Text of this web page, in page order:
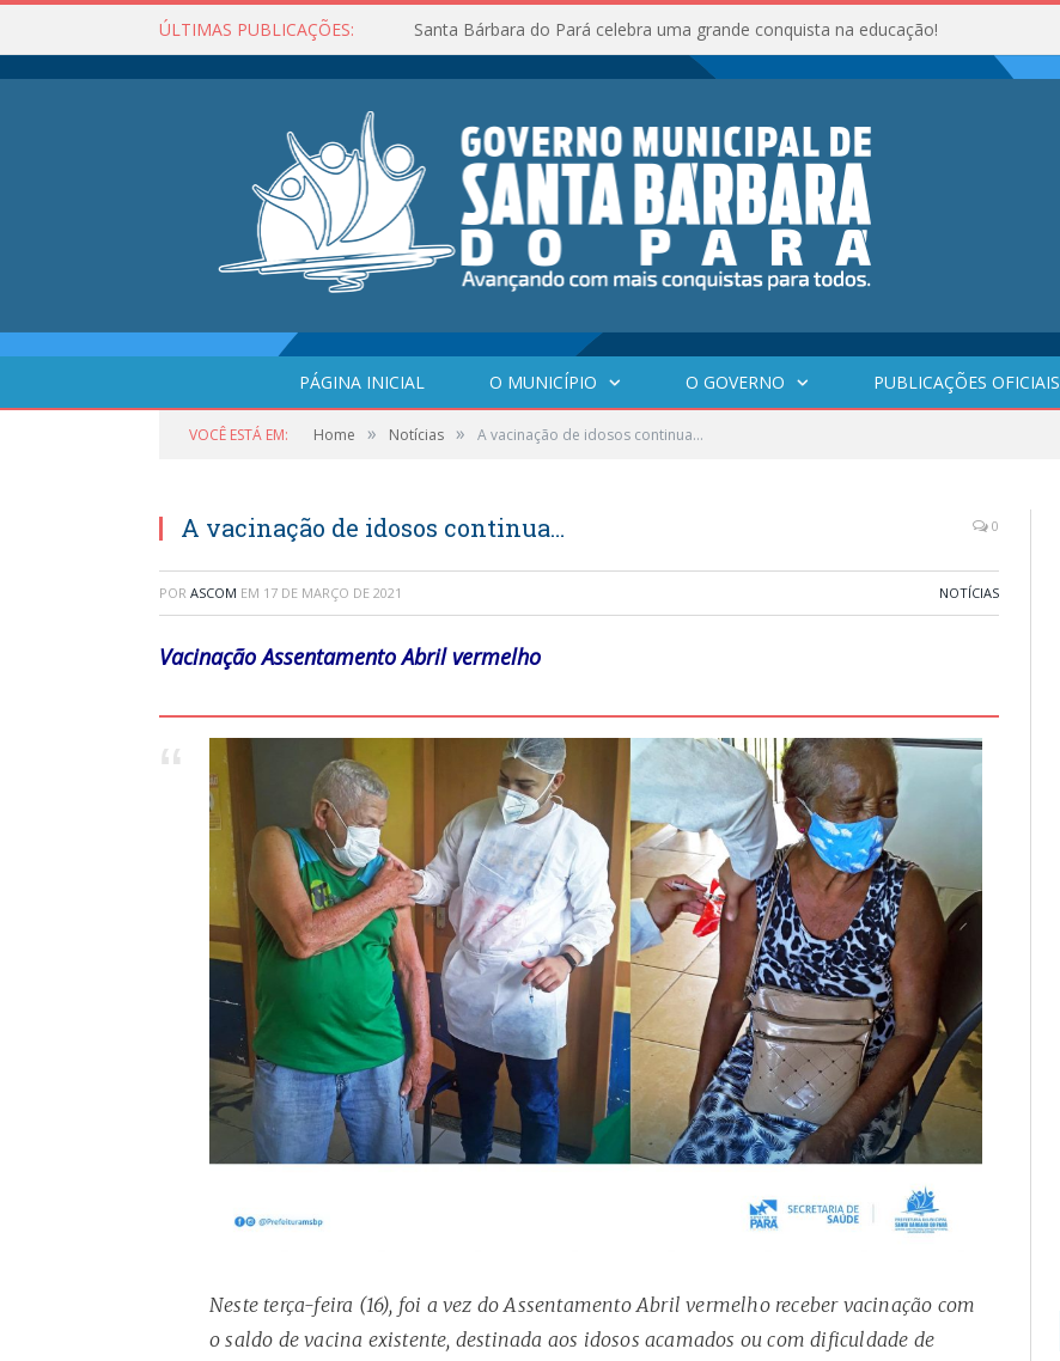
ÚLTIMAS PUBLICAÇÕES: Santa Bárbara do Pará celebra uma grande conquista na educação!
PÁGINA INICIAL O MUNICÍPIO O GOVERNO PUBLICAÇÕES OFICIAIS
VOCÊ ESTÁ EM: Home » Notícias » A vacinação de idosos continua…
A vacinação de idosos continua… 0
POR ASCOM EM 17 DE MARÇO DE 2021 NOTÍCIAS
Vacinação Assentamento Abril vermelho
Neste terça-feira (16), foi a vez do Assentamento Abril vermelho receber vacinação com
o saldo de vacina existente, destinada aos idosos acamados ou com dificuldade de